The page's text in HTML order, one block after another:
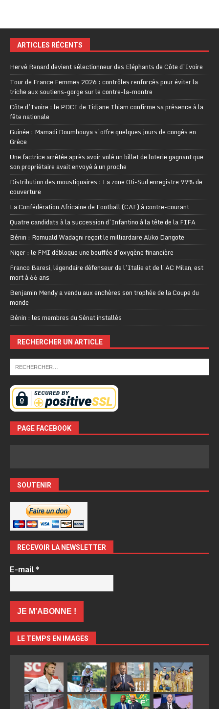
ARTICLES RÉCENTS
Hervé Renard devient sélectionneur des Eléphants de Côte d’Ivoire
Tour de France Femmes 2026 : contrôles renforcés pour éviter la
triche aux soutiens-gorge sur le contre-la-montre
Côte d’Ivoire : le PDCI de Tidjane Thiam confirme sa présence à la
fête nationale
Guinée : Mamadi Doumbouya s’offre quelques jours de congés en
Grèce
Une factrice arrêtée après avoir volé un billet de loterie gagnant que
son propriétaire avait envoyé à un proche
Distribution des moustiquaires : La zone Oti-Sud enregistre 99% de
couverture
La Confédération Africaine de Football (CAF) à contre-courant
Quatre candidats à la succession d’Infantino à la tête de la FIFA
Bénin : Romuald Wadagni reçoit le milliardaire Aliko Dangote
Niger : le FMI débloque une bouffée d’oxygène financière
Franco Baresi, légendaire défenseur de l’Italie et de l’AC Milan, est
mort à 66 ans
Benjamin Mendy a vendu aux enchères son trophée de la Coupe du
monde
Bénin : les membres du Sénat installés
RECHERCHER UN ARTICLE
PAGE FACEBOOK
SOUTENIR
RECEVOIR LA NEWSLETTER
E-mail*
LE TEMPS EN IMAGES